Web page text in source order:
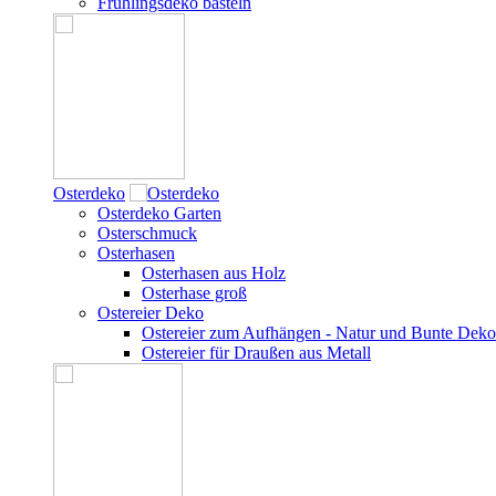
Osterdeko
Osterdeko Garten
Osterschmuck
Osterhasen
Osterhasen aus Holz
Osterhase groß
Ostereier Deko
Ostereier zum Aufhängen - Natur und Bunte
Ostereier für Draußen aus Metall